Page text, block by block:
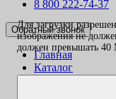
8 800 222-74-37
Обратный звонок
Главная
Каталог
Для загрузки
изображения не
должен превышать 40